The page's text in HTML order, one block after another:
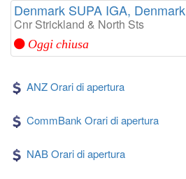
Denmark SUPA IGA, Denmark
Cnr Strickland & North Sts
Oggi chiusa
ANZ Orari di apertura
CommBank Orari di apertura
NAB Orari di apertura